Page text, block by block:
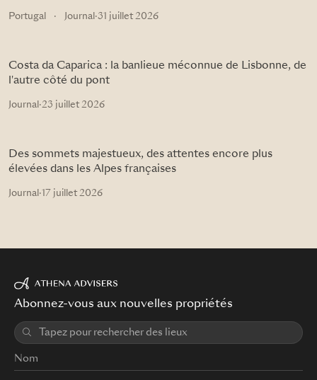
Portugal · Journal ·31 juillet 2026
Costa da Caparica : la banlieue méconnue de Lisbonne, de
l'autre côté du pont
Journal ·23 juillet 2026
Des sommets majestueux, des attentes encore plus
élevées dans les Alpes françaises
Journal ·17 juillet 2026
Abonnez-vous aux nouvelles propriétés